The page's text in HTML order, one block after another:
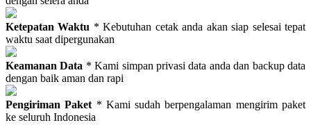
Ketepatan Waktu * Kebutuhan cetak anda akan siap selesai tepat
waktu saat dipergunakan
Keamanan Data * Kami simpan privasi data anda dan backup data
dengan baik aman dan rapi
Pengiriman Paket * Kami sudah berpengalaman mengirim paket
ke seluruh Indonesia